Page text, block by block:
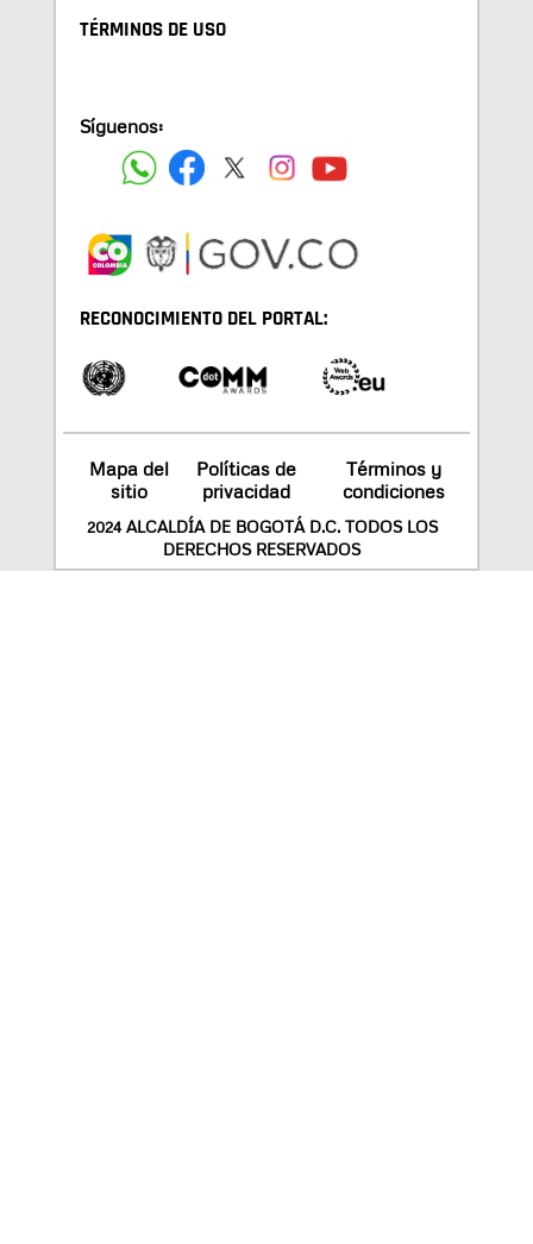
TÉRMINOS DE USO
Síguenos:
RECONOCIMIENTO DEL PORTAL:
Mapa del
sitio
Políticas de
privacidad
Términos y
condiciones
2024 ALCALDÍA DE BOGOTÁ D.C. TODOS LOS
DERECHOS RESERVADOS